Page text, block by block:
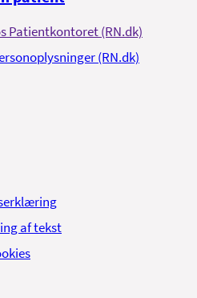
Patientkontoret (RN.dk)
(RN.dk)
af tekst